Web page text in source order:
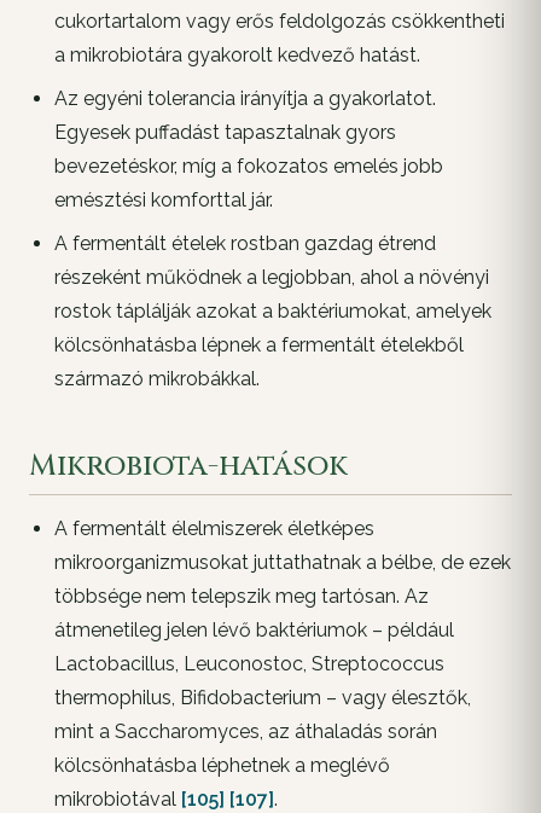
cukortartalom vagy erős feldolgozás csökkentheti
a mikrobiotára gyakorolt kedvező hatást.
Az egyéni tolerancia irányítja a gyakorlatot.
Egyesek puffadást tapasztalnak gyors
bevezetéskor, míg a fokozatos emelés jobb
emésztési komforttal jár.
A fermentált ételek rostban gazdag étrend
részeként működnek a legjobban, ahol a növényi
rostok táplálják azokat a baktériumokat, amelyek
kölcsönhatásba lépnek a fermentált ételekből
származó mikrobákkal.
Mikrobiota-hatások
A fermentált élelmiszerek életképes
mikroorganizmusokat juttathatnak a bélbe, de ezek
többsége nem telepszik meg tartósan. Az
átmenetileg jelen lévő baktériumok – például
Lactobacillus, Leuconostoc, Streptococcus
thermophilus, Bifidobacterium – vagy élesztők,
mint a Saccharomyces, az áthaladás során
kölcsönhatásba léphetnek a meglévő
mikrobiotával [105] [107].